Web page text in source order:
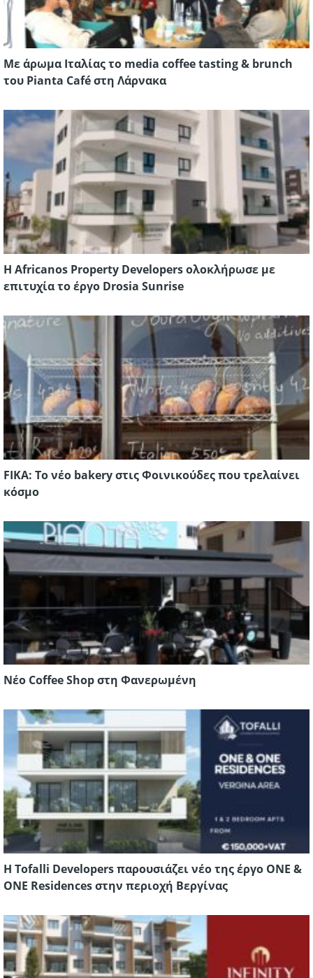
Με άρωμα Ιταλίας το media coffee tasting & brunch
του Pianta Café στη Λάρνακα
Η Africanos Property Developers ολοκλήρωσε με
επιτυχία το έργο Drosia Sunrise
FIKA: Το νέο bakery στις Φοινικούδες που τρελαίνει
κόσμο
Νέο Coffee Shop στη Φανερωμένη
Η Tofalli Developers παρουσιάζει νέο της έργο ONE &
ONE Residences στην περιοχή Βεργίνας